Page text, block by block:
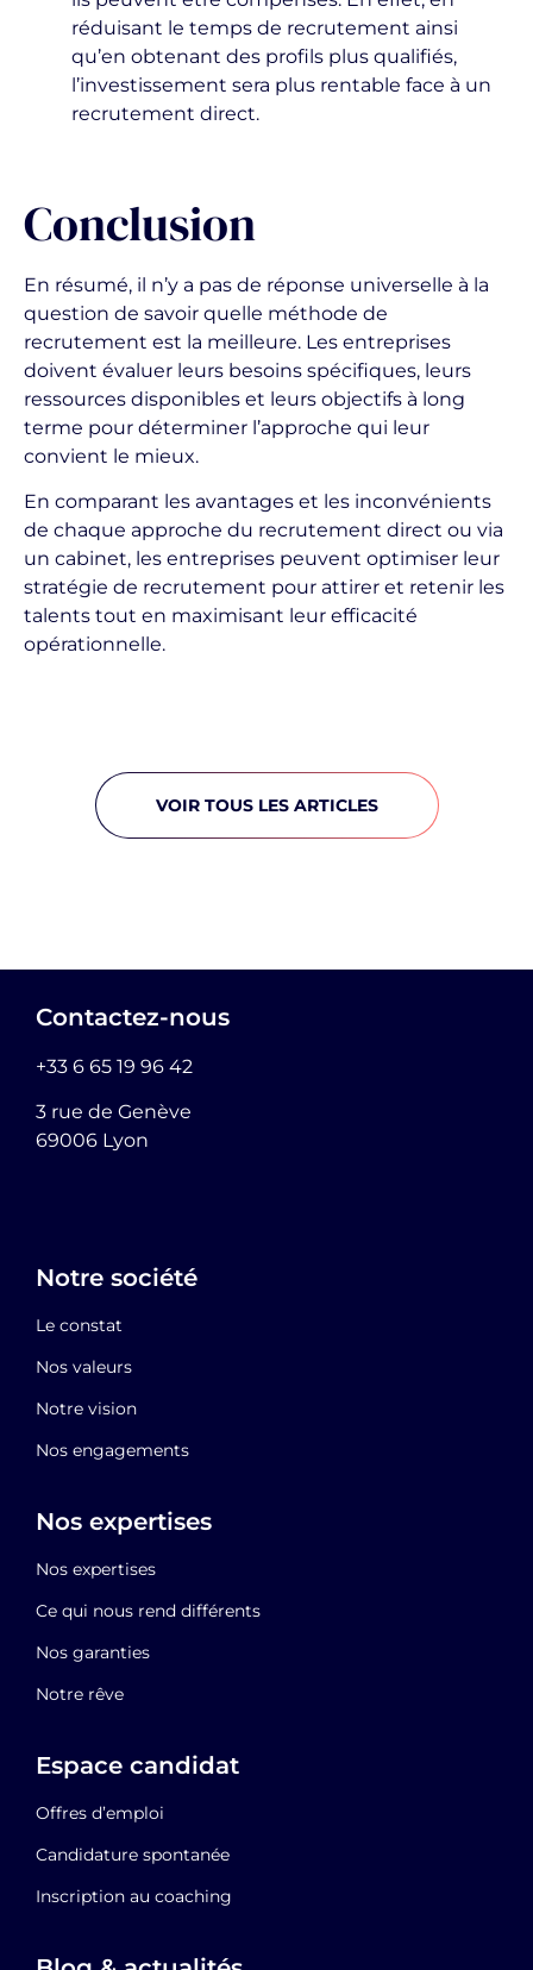
réduisant le temps de recrutement ainsi
qu’en obtenant des profils plus qualifiés,
l’investissement sera plus rentable face à un
recrutement direct.
Conclusion
En résumé, il n’y a pas de réponse universelle à la
question de savoir quelle méthode de
recrutement est la meilleure. Les entreprises
doivent évaluer leurs besoins spécifiques, leurs
ressources disponibles et leurs objectifs à long
terme pour déterminer l’approche qui leur
convient le mieux.
En comparant les avantages et les inconvénients
de chaque approche du recrutement direct ou via
un cabinet, les entreprises peuvent optimiser leur
stratégie de recrutement pour attirer et retenir les
talents tout en maximisant leur efficacité
opérationnelle.
VOIR TOUS LES ARTICLES
Contactez-nous
+33 6 65 19 96 42
3 rue de Genève
69006 Lyon
Notre société
Le constat
Nos valeurs
Notre vision
Nos engagements
Nos expertises
Nos expertises
Ce qui nous rend différents
Nos garanties
Notre rêve
Espace candidat
Offres d’emploi
Candidature spontanée
Inscription au coaching